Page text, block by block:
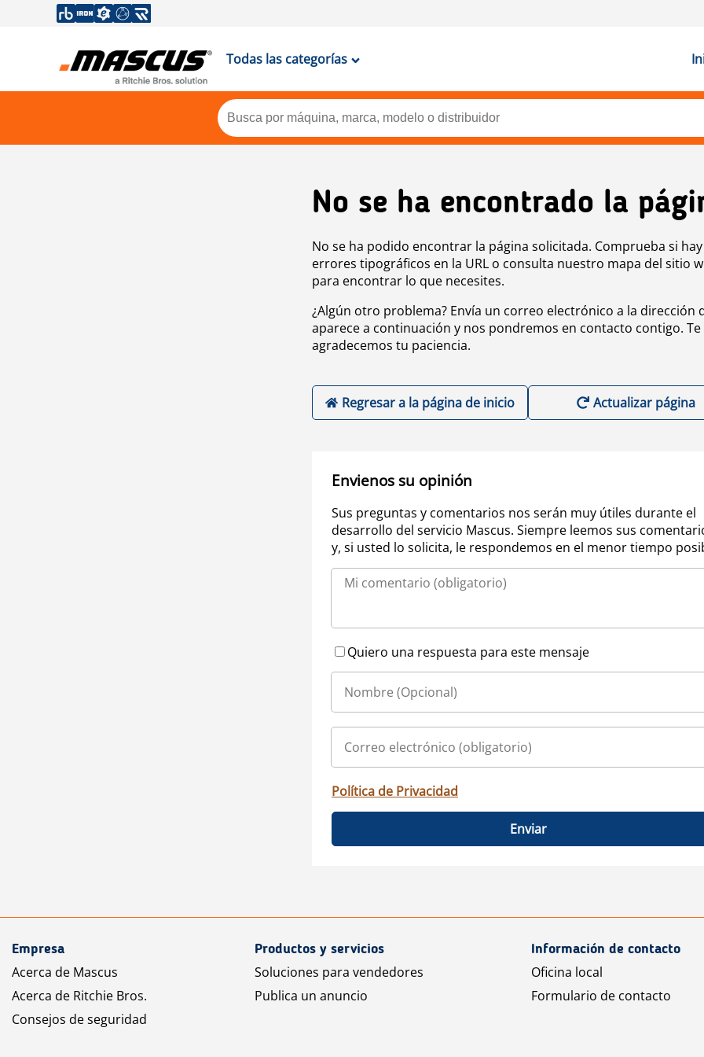
Todas las categorías
No se ha encontrado la
No se ha podido encontrar la página solicitada. Comprueba si hay
errores tipográficos en la URL o consulta nuestro mapa del sitio
para encontrar lo que necesites.
¿Algún otro problema? Envía un correo electrónico a la dirección
aparece a continuación y nos pondremos en contacto contigo. Te
agradecemos tu paciencia.
Regresar a la página de inicio Actualizar página
Envienos su opinión
Sus preguntas y comentarios nos serán muy útiles durante el
desarrollo del servicio Mascus. Siempre leemos sus
y, si usted lo solicita, le respondemos en el menor tiempo
Quiero una respuesta para este mensaje
Política de Privacidad
Enviar
Empresa
Acerca de Mascus
Acerca de Ritchie Bros.
Consejos de seguridad
Productos y servicios
Soluciones para vendedores
Publica un anuncio
Información de contacto
Oficina local
Formulario de contacto